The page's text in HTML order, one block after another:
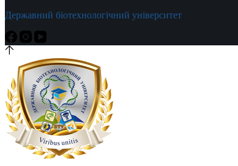
Державний біотехнологічний університет